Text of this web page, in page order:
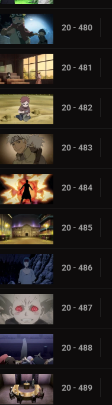
20 - 480
20 - 481
20 - 482
20 - 483
20 - 484
20 - 485
20 - 486
20 - 487
20 - 488
20 - 489